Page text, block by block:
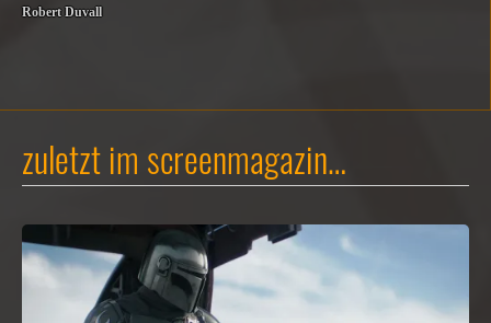
Robert Duvall
zuletzt im screenmagazin…